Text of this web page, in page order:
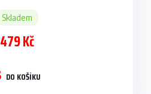
Skladem
479 Kč
DO KOŠÍKU